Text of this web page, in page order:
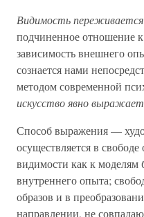
Видимость переживается
подчиненное отношение
зависимость внешнего
сознается нами
методом современной
искусство явно
Способ выражения —
осуществляется в
видимости как к моделям
внутреннего опыта;
образов и в
направлении, не